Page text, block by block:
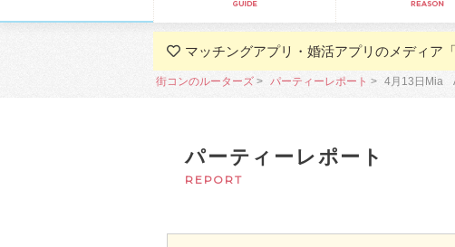
マッチングアプリ・婚活アプリのメディア
街コンのルーターズ パーティーレポート 4月13日Mia
パーティーレポート
REPORT